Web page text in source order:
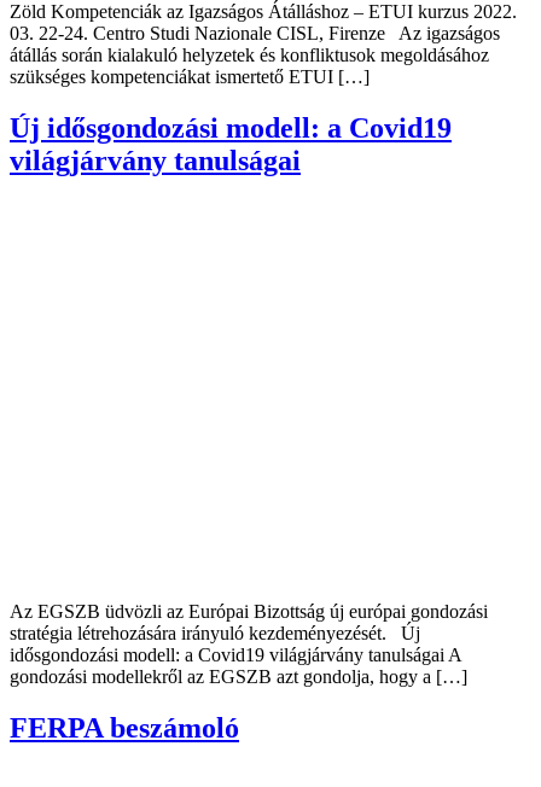
Zöld Kompetenciák az Igazságos Átálláshoz – ETUI kurzus 2022.
03. 22-24. Centro Studi Nazionale CISL, Firenze Az igazságos
átállás során kialakuló helyzetek és konfliktusok megoldásához
szükséges kompetenciákat ismertető ETUI […]
Új idősgondozási modell: a Covid19
világjárvány tanulságai
Az EGSZB üdvözli az Európai Bizottság új európai gondozási
stratégia létrehozására irányuló kezdeményezését. Új
idősgondozási modell: a Covid19 világjárvány tanulságai A
gondozási modellekről az EGSZB azt gondolja, hogy a […]
FERPA beszámoló